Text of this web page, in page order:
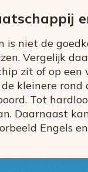
is niet de
Vergelijk
zit of op
kleinere
Tot
Daarnaast
Engels